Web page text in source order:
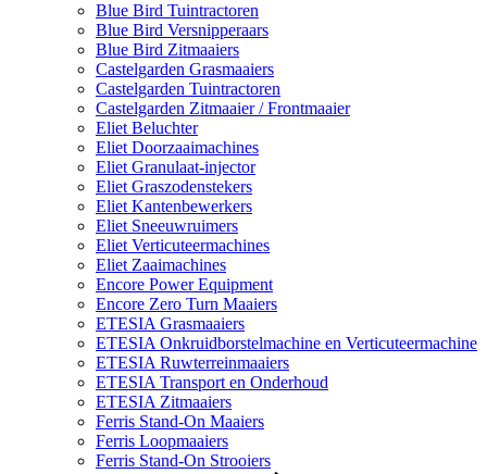
Blue Bird Tuintractoren
Blue Bird Versnipperaars
Blue Bird Zitmaaiers
Castelgarden Grasmaaiers
Castelgarden Tuintractoren
Castelgarden Zitmaaier / Frontmaaier
Eliet Beluchter
Eliet Doorzaaimachines
Eliet Granulaat-injector
Eliet Graszodenstekers
Eliet Kantenbewerkers
Eliet Sneeuwruimers
Eliet Verticuteermachines
Eliet Zaaimachines
Encore Power Equipment
Encore Zero Turn Maaiers
ETESIA Grasmaaiers
ETESIA Onkruidborstelmachine en Verticuteermachine
ETESIA Ruwterreinmaaiers
ETESIA Transport en Onderhoud
ETESIA Zitmaaiers
Ferris Stand-On Maaiers
Ferris Loopmaaiers
Ferris Stand-On Strooiers